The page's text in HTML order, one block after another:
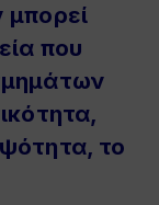
μπορεί
που
το